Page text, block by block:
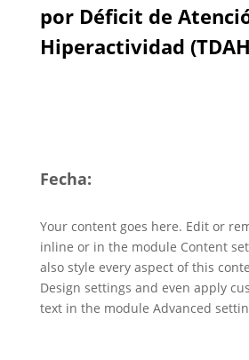
por Déficit de
Hiperactividad
Fecha:
Your content goes here. Edit or
inline or in the module Content
also style every aspect of this
Design settings and even apply
text in the module Advanced